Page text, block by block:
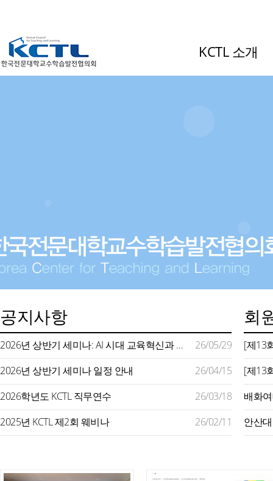
KCTL 소개
공지사항
2026년 상반기 세미나: AI 시대 교육혁신과 미래형 교수학습 지원
26/05/29
2026년 상반기 세미나 일정 안내
26/04/15
2026학년도 KCTL 직무연수
26/03/18
2025년 KCTL 제2회 웨비나
26/02/11
회